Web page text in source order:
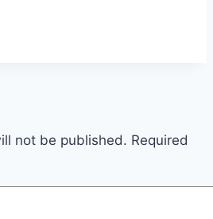
not be published. Required